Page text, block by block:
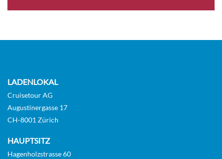
LADENLOKAL
Cruisetour AG
Augustinergasse 17
CH-8001 Zürich
HAUPTSITZ
Hagenholzstrasse 60